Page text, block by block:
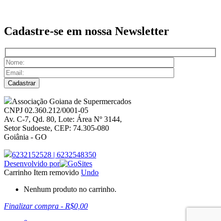
Cadastre-se em nossa Newsletter
Associação Goiana de Supermercados
CNPJ 02.360.212/0001-05
Av. C-7, Qd. 80, Lote: Área Nº 3144,
Setor Sudoeste, CEP: 74.305-080
Goiânia - GO
6232152528 | 6232548350
Desenvolvido por
Carrinho Item removido Undo
Nenhum produto no carrinho.
Finalizar compra - R$0,00